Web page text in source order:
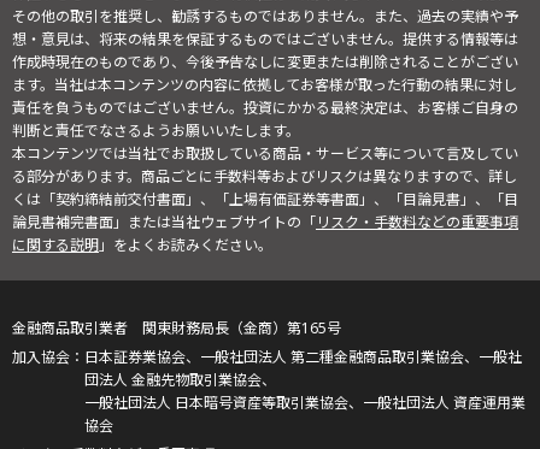
その他の取引を推奨し、勧誘するものではありません。また、過去の実績や予
想・意見は、将来の結果を保証するものではございません。提供する情報等は
作成時現在のものであり、今後予告なしに変更または削除されることがござい
ます。当社は本コンテンツの内容に依拠してお客様が取った行動の結果に対し
責任を負うものではございません。投資にかかる最終決定は、お客様ご自身の
判断と責任でなさるようお願いいたします。
本コンテンツでは当社でお取扱している商品・サービス等について言及してい
る部分があります。商品ごとに手数料等およびリスクは異なりますので、詳し
くは「契約締結前交付書面」、「上場有価証券等書面」、「目論見書」、「目
論見書補完書面」または当社ウェブサイトの「リスク・手数料などの重要事項
に関する説明」をよくお読みください。
金融商品取引業者 関東財務局長（金商）第165号
日本証券業協会、一般社団法人 第二種金融商品取引業協会、一般社
団法人 金融先物取引業協会、
一般社団法人 日本暗号資産等取引業協会、一般社団法人 資産運用業
協会